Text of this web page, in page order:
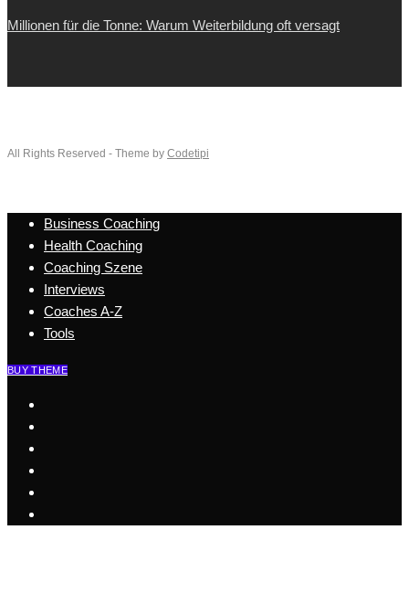
Millionen für die Tonne: Warum Weiterbildung oft versagt
All Rights Reserved - Theme by Codetipi
Business Coaching
Health Coaching
Coaching Szene
Interviews
Coaches A-Z
Tools
BUY THEME